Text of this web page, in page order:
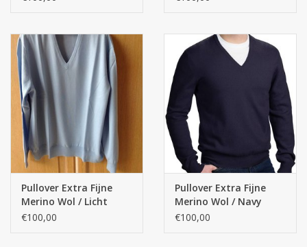
Pullover Extra Fijne
Merino Wol / Licht
blauw
€100,00
Pullover Extra Fijne
Merino Wol / Navy
€100,00